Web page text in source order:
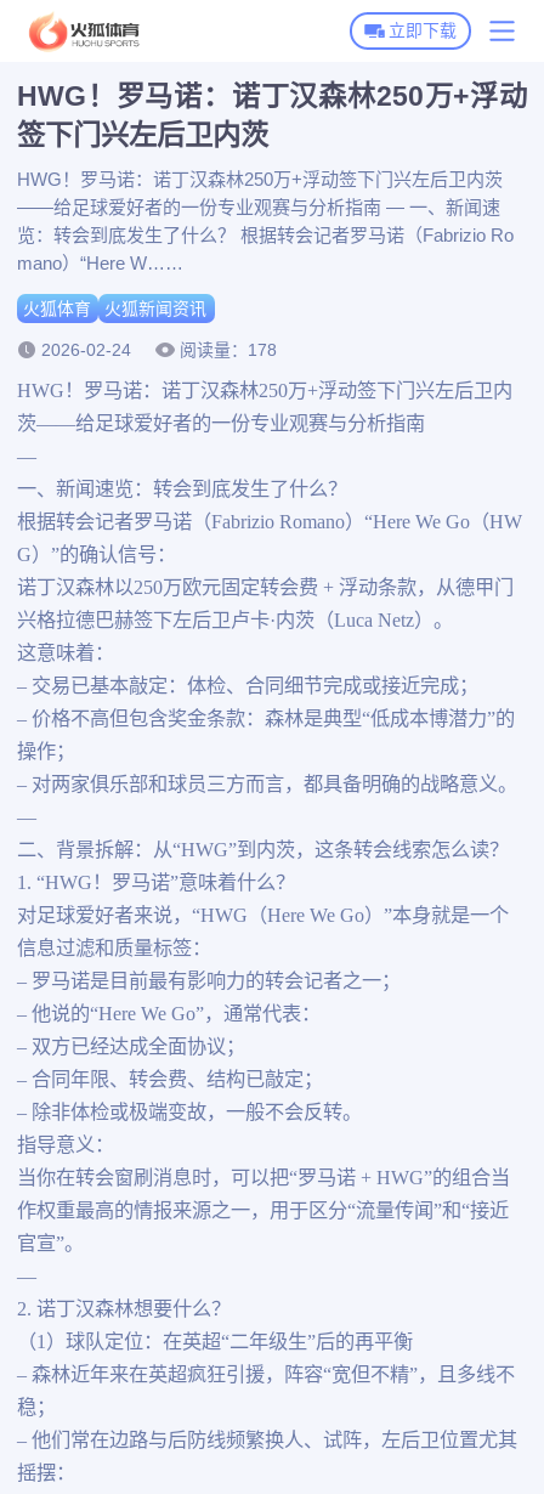
火狐体育首页
火狐全站APP下载
火狐体育APP下载
火狐体育动态
博彩平台推荐
立即下载
HWG！罗马诺：诺丁汉森林250万+浮动
签下门兴左后卫内茨
HWG！罗马诺：诺丁汉森林250万+浮动签下门兴左后卫内茨
——给足球爱好者的一份专业观赛与分析指南 — 一、新闻速
览：转会到底发生了什么？ 根据转会记者罗马诺（Fabrizio Ro
mano）“Here W……
火狐体育 火狐新闻资讯
2026-02-24 阅读量：178
HWG！罗马诺：诺丁汉森林250万+浮动签下门兴左后卫内
茨——给足球爱好者的一份专业观赛与分析指南
—
一、新闻速览：转会到底发生了什么？
根据转会记者罗马诺（Fabrizio Romano）“Here We Go（HW
G）”的确认信号：
诺丁汉森林以250万欧元固定转会费 + 浮动条款，从德甲门
兴格拉德巴赫签下左后卫卢卡·内茨（Luca Netz）。
这意味着：
– 交易已基本敲定：体检、合同细节完成或接近完成；
– 价格不高但包含奖金条款：森林是典型“低成本博潜力”的
操作；
– 对两家俱乐部和球员三方而言，都具备明确的战略意义。
—
二、背景拆解：从“HWG”到内茨，这条转会线索怎么读？
1. “HWG！罗马诺”意味着什么？
对足球爱好者来说，“HWG（Here We Go）”本身就是一个
信息过滤和质量标签：
– 罗马诺是目前最有影响力的转会记者之一；
– 他说的“Here We Go”，通常代表：
– 双方已经达成全面协议；
– 合同年限、转会费、结构已敲定；
– 除非体检或极端变故，一般不会反转。
指导意义：
当你在转会窗刷消息时，可以把“罗马诺 + HWG”的组合当
作权重最高的情报来源之一，用于区分“流量传闻”和“接近
官宣”。
—
2. 诺丁汉森林想要什么？
（1）球队定位：在英超“二年级生”后的再平衡
– 森林近年来在英超疯狂引援，阵容“宽但不精”，且多线不
稳；
– 他们常在边路与后防线频繁换人、试阵，左后卫位置尤其
摇摆：